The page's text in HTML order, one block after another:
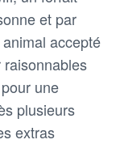
et par
accepté
une
plusieurs
extras